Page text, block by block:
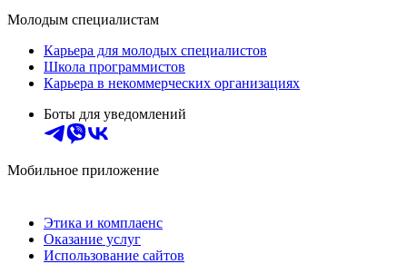
Молодым специалистам
Карьера для молодых специалистов
Школа программистов
Карьера в некоммерческих организациях
Боты для уведомлений
Мобильное приложение
Этика и комплаенс
Оказание услуг
Использование сайтов